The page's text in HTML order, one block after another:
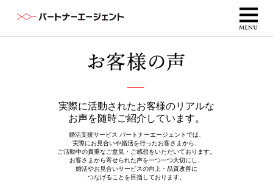
実際に活動されたお客様のリアルな
お声を随時ご紹介しています。
婚活支援サービス パートナーエージェントでは、
実際にお見合いや婚活を行ったお客さまから、
ご活動中の貴重なご意見・ご感想をいただいております。
お客さまから寄せられた声を一つ一つ大切にし、
婚活やお見合いサービスの向上・品質改善に
つなげることを目指しております。